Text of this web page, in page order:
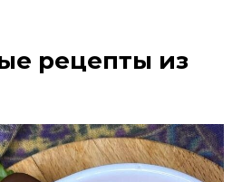
рецепты из